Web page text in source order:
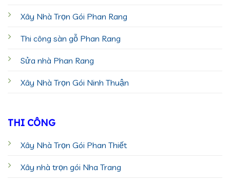
Xây Nhà Trọn Gói Phan Rang
Thi công sàn gỗ Phan Rang
Sửa nhà Phan Rang
Xây Nhà Trọn Gói Ninh Thuận
THI CÔNG
Xây Nhà Trọn Gói Phan Thiết
Xây nhà trọn gói Nha Trang